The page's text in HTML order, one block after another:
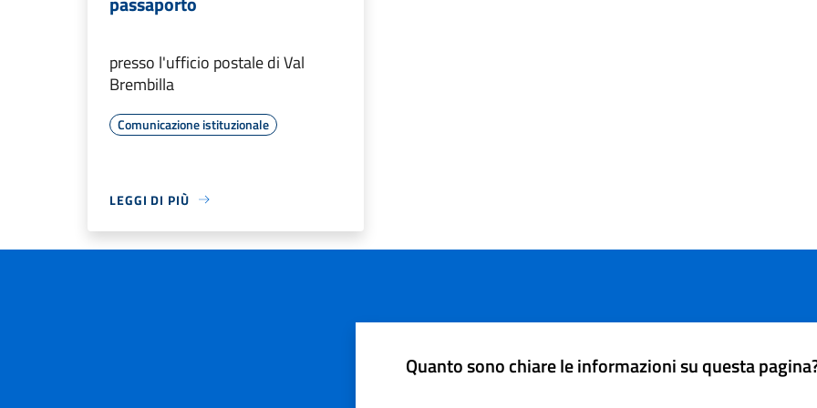
presso l'ufficio postale di Val
Brembilla
Comunicazione istituzionale
LEGGI DI PIÙ
Quanto sono chiare le informazioni su questa